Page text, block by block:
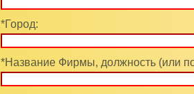
*Город:
*Название Фирмы, должность (или